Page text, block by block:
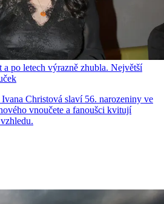
po letech výrazně zhubla. Největší
Christová slaví 56. narozeniny ve
vnoučete a fanoušci kvitují